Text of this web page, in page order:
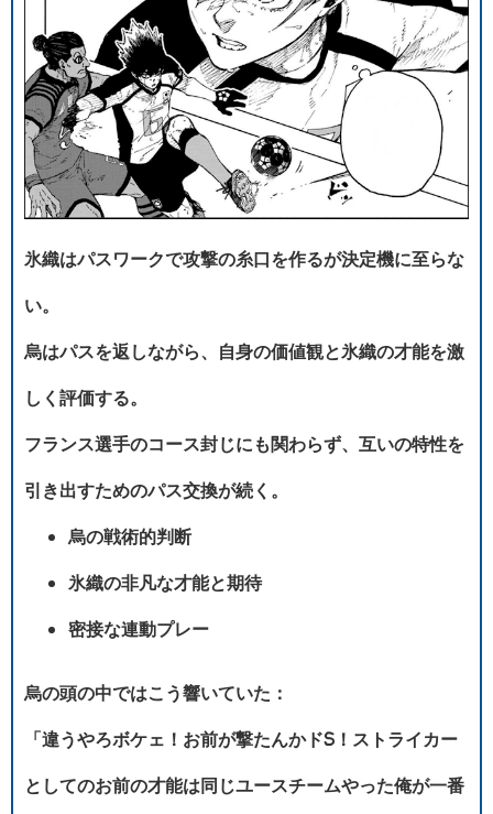
氷織はパスワークで攻撃の糸口を作るが決定機に至らな
い。
烏はパスを返しながら、自身の価値観と氷織の才能を激
しく評価する。
フランス選手のコース封じにも関わらず、互いの特性を
引き出すためのパス交換が続く。
烏の戦術的判断
氷織の非凡な才能と期待
密接な連動プレー
烏の頭の中ではこう響いていた：
「違うやろボケェ！お前が撃たんかドS！ストライカー
としてのお前の才能は同じユースチームやった俺が一番